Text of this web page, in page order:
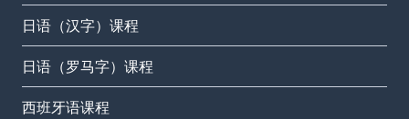
日语（汉字）课程
日语（罗马字）课程
西班牙语课程